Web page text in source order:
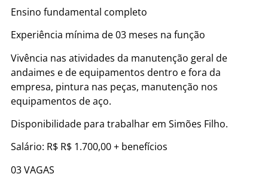
Ensino fundamental completo
Experiência mínima de 03 meses na função
Vivência nas atividades da manutenção geral de
andaimes e de equipamentos dentro e fora da
empresa, pintura nas peças, manutenção nos
equipamentos de aço.
Disponibilidade para trabalhar em Simões Filho.
Salário: R$ R$ 1.700,00 + benefícios
03 VAGAS